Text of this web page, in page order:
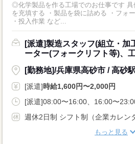
◎化学製品を作る工場でのお仕事です
を充填する ・製品を袋に詰める ・フォ
・投入作業 など...
[派遣]製造スタッフ(組立・加
ーター(フォークリフト等)、
[勤務地]/兵庫県高砂市 / 高砂駅
[派遣]時給1,600円〜2,000円
[派遣]08:00〜16:00、16:00〜
週休2日制 シフト制（企業カレン
もっと見る